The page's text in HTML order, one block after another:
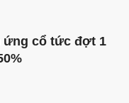
ứng cổ tức đợt 1